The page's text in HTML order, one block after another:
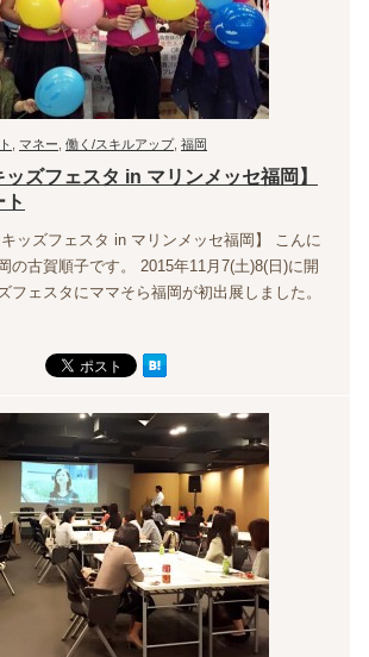
マネー 働く/スキルアップ, 福岡
ズフェスタ in マリンメッセ福岡】
ッズフェスタ in マリンメッセ福岡】 こんに
の古賀順子です。 2015年11月7(土)8(日)に開
フェスタにママそら福岡が初出展しました。